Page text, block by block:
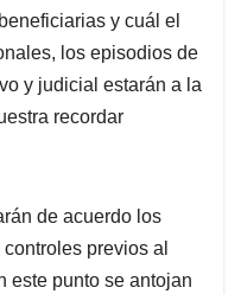
y cuál el
los episodios de
y judicial estarán a la
recordar
de acuerdo los
previos al
este punto se antojan